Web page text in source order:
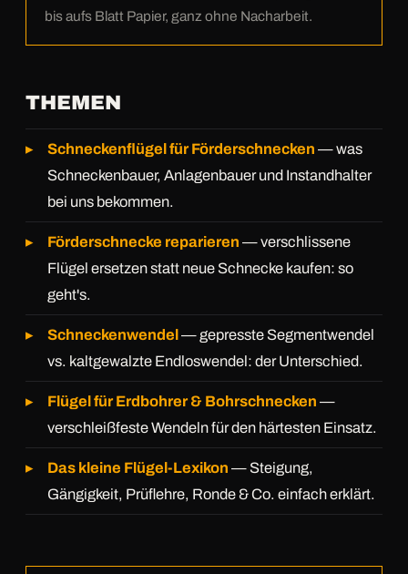
bis aufs Blatt Papier, ganz ohne Nacharbeit.
THEMEN
Schneckenflügel für Förderschnecken — was
Schneckenbauer, Anlagenbauer und Instandhalter
bei uns bekommen.
Förderschnecke reparieren — verschlissene
Flügel ersetzen statt neue Schnecke kaufen: so
geht's.
Schneckenwendel — gepresste Segmentwendel
vs. kaltgewalzte Endloswendel: der Unterschied.
Flügel für Erdbohrer & Bohrschnecken —
verschleißfeste Wendeln für den härtesten Einsatz.
Das kleine Flügel-Lexikon — Steigung,
Gängigkeit, Prüflehre, Ronde & Co. einfach erklärt.